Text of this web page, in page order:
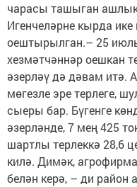
чарасы ташыган
Игенчеләрне кырда
оештырылган.– 25
хезмәтчәннәр оешкан
әзерләү дә дәвам итә.
мөгезле эре терлеге,
сыеры бар. Бүгенге
әзерләнде, 7 мең 425
шартлы терлеккә 28,6
килә. Димәк,
белән керә, – ди